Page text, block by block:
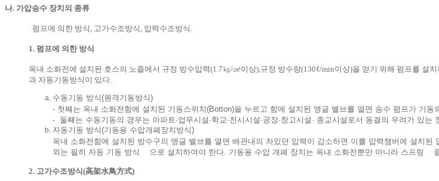
나. 가압송수 장치의 종류
펌프에 의한 방식, 고가수조방식, 압력수조방식.
1. 펌프에 의한 방식
옥내 소화전에 설치된 호스의 노즐에서 규정 방수압력(1.7㎏/㎠이상),규정 방수량(130ℓ/min이상)을 얻기 위해 펌프를
과 자동기동방식이 있다.
수동기동 방식(원격기동방식)
- 첫째는 옥내 소화전함에 설치된 기동스위치(Botton)을 누르고 함에 설치된 앵글 밸브를 열면 송수 펌프가 기
- 둘째는 수동기동의 경우는 아파트·업무시설·학교·전시시설·공장·창고시설· 종교시설로서 동결의 우려가
자동기동 방식(기동용 수압개폐장치방식)
옥내 소화전함에 설치된 방수구의 앵글 밸브를 열면 배관내의 차있던 압력이 감소하면 이를 압력챔버에 설
외는 필히 자동 기동 방식 으로 설치하여야 한다. 기동용 수압 개폐 장치는 옥내 소화전뿐만 아니라 스프링
2. 고가수조방식(高架水鳥方式)